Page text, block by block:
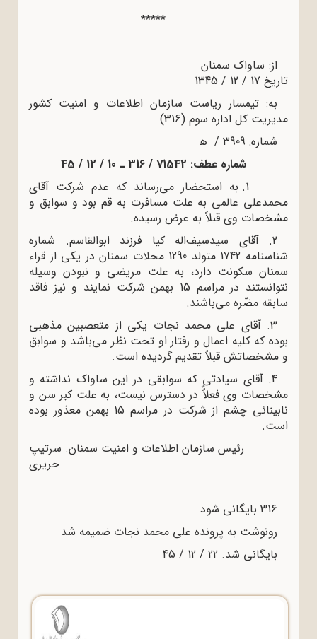
*****
از: ساواک سمنان
تاریخ 17 / 12 / 1345
به: تیمسار ریاست سازمان اطلاعات و امنیت کشور
مدیریت کل اداره سوم (316)
شماره: 3909 / ﻫ
شماره عطف: 71542
/ 316 ـ 10 /
12
/
45
1. به استحضار می‌رساند که عدم شرکت آقای
محمدعلی عالمی به علت مسافرت به قم بود و سوابق و
مشخصات وی قبلاً به عرض رسیده.
2. آقای سیدسیف‌اله کیا فرزند ابوالقاسم. شماره
شناسنامه 1742 متولد 1290 محلات سمنان در یکی از قراء
سمنان سکونت دارد، به علت مریضی و نبودن وسیله
نتوانستند در مراسم 15 بهمن شرکت نمایند و نیز فاقد
سابقه مضّره می‌باشند.
3. آقای علی محمد نجات یکی از متعصبین مذهبی
بوده که کلیه اعمال و رفتار او تحت نظر می‌باشد و سوابق
و مشخصاتش قبلاً تقدیم گردیده است.
4. آقای سیادتی که سوابقی در این ساواک نداشته و
مشخصات وی فعلاًٌ در دسترس نیست، به علت کبر سن و
نابینائی چشم از شرکت در مراسم 15 بهمن معذور بوده
است.
رئیس سازمان اطلاعات و امنیت سمنان. سرتیپ
حریری
316 بایگانی شود
رونوشت به پرونده علی محمد نجات ضمیمه شد
بایگانی شد. 22 / 12 / 45